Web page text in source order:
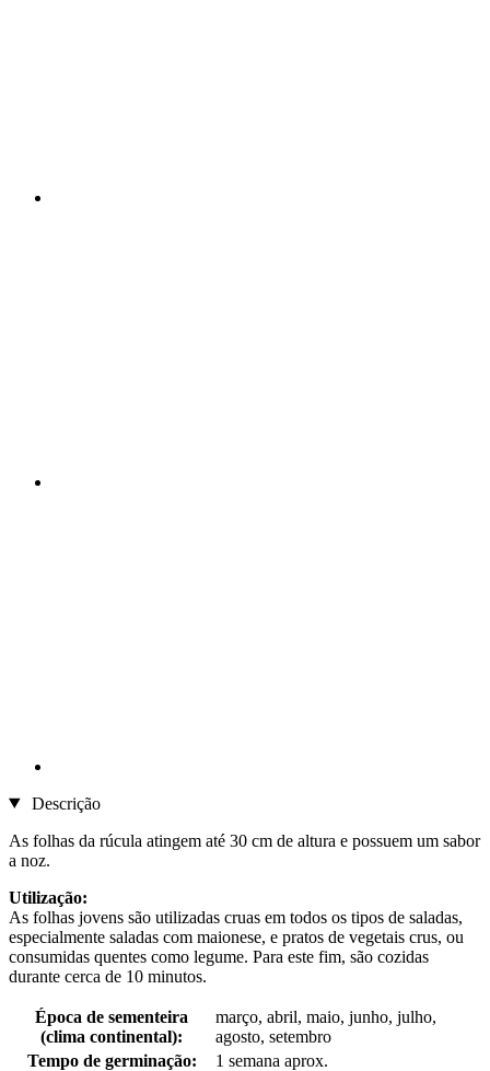
Descrição
As folhas da rúcula atingem até 30 cm de altura e possuem um sabor
a noz.
Utilização:
As folhas jovens são utilizadas cruas em todos os tipos de saladas,
especialmente saladas com maionese, e pratos de vegetais crus, ou
consumidas quentes como legume. Para este fim, são cozidas
durante cerca de 10 minutos.
Época de sementeira
(clima continental):
março, abril, maio, junho, julho,
agosto, setembro
Tempo de germinação:
1 semana aprox.